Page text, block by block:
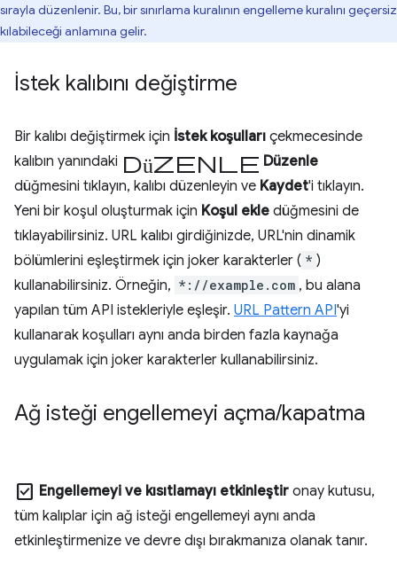
sırayla düzenlenir. Bu, bir sınırlama kuralının engelleme kuralını geçersiz
kılabileceği anlamına gelir.
İstek kalıbını değiştirme
Bir kalıbı değiştirmek için İstek koşulları çekmecesinde
kalıbın yanındaki düzenle Düzenle
düğmesini tıklayın, kalıbı düzenleyin ve Kaydet'i tıklayın.
Yeni bir koşul oluşturmak için Koşul ekle düğmesini de
tıklayabilirsiniz. URL kalıbı girdiğinizde, URL'nin dinamik
bölümlerini eşleştirmek için joker karakterler ( * )
kullanabilirsiniz. Örneğin, *://example.com , bu alana
yapılan tüm API istekleriyle eşleşir. URL Pattern API'yi
kullanarak koşulları aynı anda birden fazla kaynağa
uygulamak için joker karakterler kullanabilirsiniz.
Ağ isteği engellemeyi açma/kapatma
check_box Engellemeyi ve kısıtlamayı etkinleştir onay kutusu,
tüm kalıplar için ağ isteği engellemeyi aynı anda
etkinleştirmenize ve devre dışı bırakmanıza olanak tanır.